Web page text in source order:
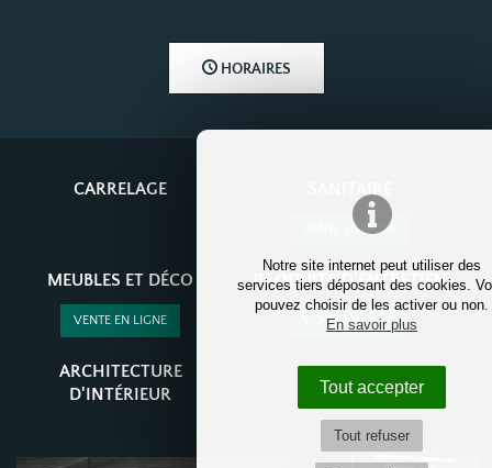
Notre site internet peut utiliser des
services tiers déposant des cookies.
pouvez choisir de les activer ou non.
En savoir plus
Tout accepter
Tout refuser
HORAIRES
CARRELAGE
VENTE EN LIGNE
MEUBLES ET DÉCO
VENTE EN LIGNE
PRODUITS D'ENTRETIEN
VENTE EN LIGNE
ARCHITECTURE
D'INTÉRIEUR